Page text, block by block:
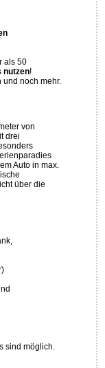
als 50
nutzen!
und noch mehr.
von
drei
Auto in max.
über die
sind möglich.